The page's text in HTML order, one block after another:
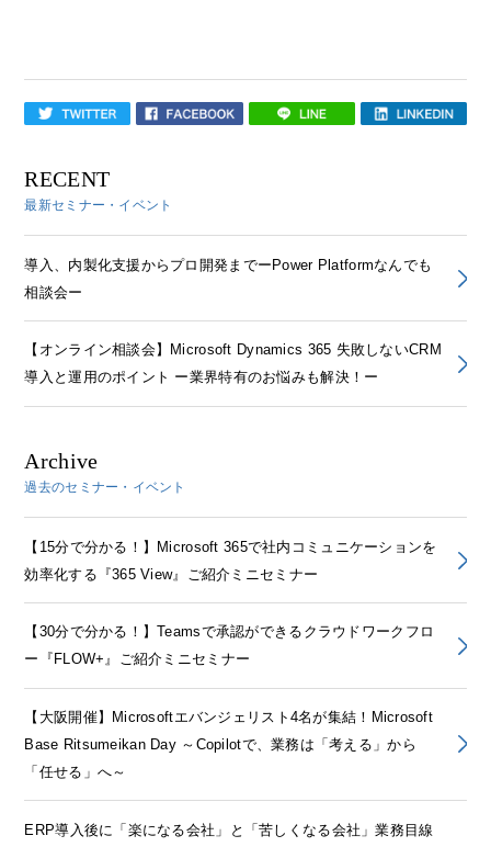
RECENT
最新セミナー・イベント
導入、内製化支援からプロ開発までーPower Platformなんでも
相談会ー
【オンライン相談会】Microsoft Dynamics 365 失敗しないCRM
導入と運用のポイント ー業界特有のお悩みも解決！ー
Archive
過去のセミナー・イベント
【15分で分かる！】Microsoft 365で社内コミュニケーションを
効率化する『365 View』ご紹介ミニセミナー
【30分で分かる！】Teamsで承認ができるクラウドワークフロ
ー『FLOW+』ご紹介ミニセミナー
【大阪開催】Microsoftエバンジェリスト4名が集結！Microsoft
Base Ritsumeikan Day ～Copilotで、業務は「考える」から
「任せる」へ～
ERP導入後に「楽になる会社」と「苦しくなる会社」業務目線